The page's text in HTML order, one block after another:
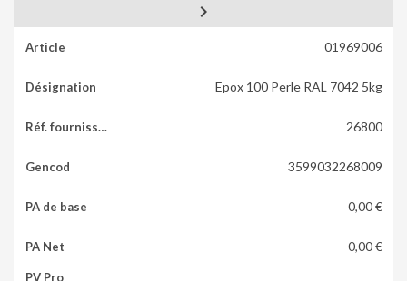

01969006
Epox 100 Perle RAL 7042 5kg
26800
3599032268009
0,00 €
0,00 €